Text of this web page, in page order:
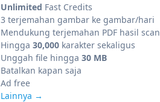
Unlimited Fast Credits
3 terjemahan gambar ke gambar/hari
Mendukung terjemahan PDF hasil scan
Hingga 30,000 karakter sekaligus
Unggah file hingga 30 MB
Batalkan kapan saja
Ad free
Lainnya →